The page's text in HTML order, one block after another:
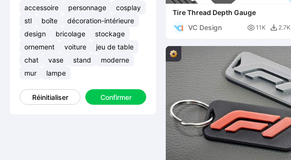
accessoire
personnage
cosplay
stl
boîte
décoration-intérieure
design
bricolage
stockage
ornement
voiture
jeu de table
chat
vase stand
moderne
mur
lampe
Réinitialiser Confirmer
Tire Thread Depth Gauge
VC Design
 11K  2.7K